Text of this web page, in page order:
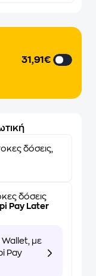
31,91€
δόσεις,
δόσεις
Pay Later
Wallet, με
Pay